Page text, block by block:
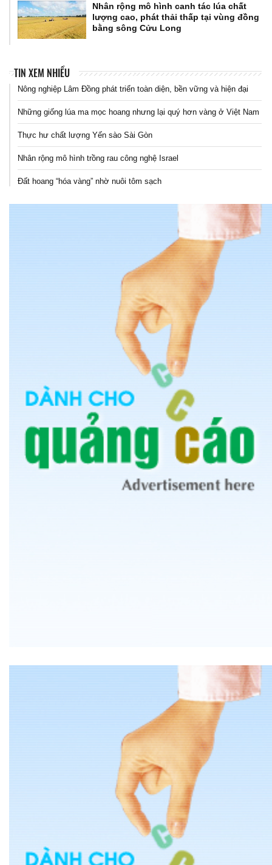
Nhân rộng mô hình canh tác lúa chất
lượng cao, phát thải thấp tại vùng đồng
bằng sông Cửu Long
TIN XEM NHIỀU
Nông nghiệp Lâm Đồng phát triển toàn diện, bền vững và hiện đại
Những giống lúa ma mọc hoang nhưng lại quý hơn vàng ở Việt Nam
Thực hư chất lượng Yến sào Sài Gòn
Nhân rộng mô hình trồng rau công nghệ Israel
Đất hoang “hóa vàng” nhờ nuôi tôm sạch